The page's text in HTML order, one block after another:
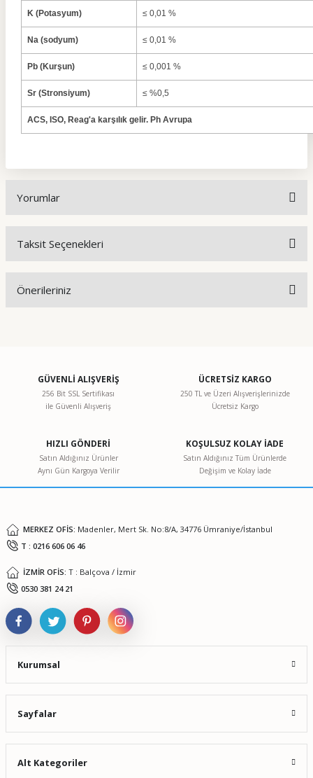
K (Potasyum) ≤ 0,01 %
Na (sodyum) ≤ 0,01 %
Pb (Kurşun) ≤ 0,001 %
Sr (Stronsiyum) ≤ %0,5
ACS, ISO, Reag'a karşılık gelir. Ph Avrupa
Yorumlar
Taksit Seçenekleri
Önerileriniz
Görüş ve önerileriniz için teşekkür ederiz.
Ürün resmi kalitesiz, bozuk veya görüntülenemiyor.
Ürün bilgilerinde hatalar bulunuyor.
Ürün fiyatı diğer sitelerden daha pahalı.
GÜVENLİ ALIŞVERİŞ
256 Bit SSL Sertifikası
ile Güvenli Alışveriş
ÜCRETSİZ KARGO
250 TL ve Üzeri Alışverişlerinizde
Ücretsiz Kargo
HIZLI GÖNDERİ
Satın Aldığınız Ürünler
Aynı Gün Kargoya Verilir
KOŞULSUZ KOLAY İADE
Satın Aldığınız Tüm Ürünlerde
Değişim ve Kolay İade
MERKEZ OFİS: Madenler, Mert Sk. No:8/A, 34776 Ümraniye/İstanbul
T : 0216 606 06 46
İZMİR OFİS: T : Balçova / İzmir
0530 381 24 21
Kurumsal
Sayfalar
Alt Kategoriler